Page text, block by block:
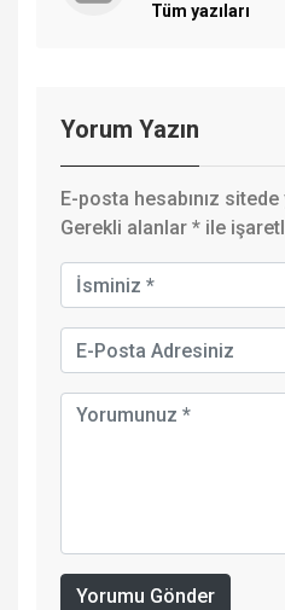
Tüm yazıları
Yorum Yazın
E-posta hesabınız
Gerekli alanlar * ile
Yorumu Gönder